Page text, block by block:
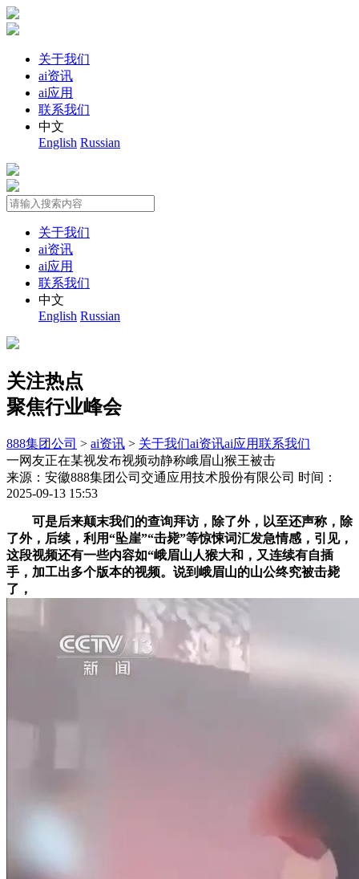
关于我们
ai资讯
ai应用
联系我们
中文
English Russian
关于我们
ai资讯
ai应用
联系我们
中文
English Russian
关注热点
聚焦行业峰会
888集团公司 > ai资讯 > 关于我们ai资讯ai应用联系我们
一网友正在某视发布视频动静称峨眉山猴王被击
来源：安徽888集团公司交通应用技术股份有限公司 时间：
2025-09-13 15:53
可是后来颠末我们的查询拜访，除了外，以至还声称，除
了外，后续，利用“坠崖”“击毙”等惊悚词汇发急情感，引见，
这段视频还有一些内容如“峨眉山人猴大和，又连续有自插
手，加工出多个版本的视频。说到峨眉山的山公终究被击毙
了，